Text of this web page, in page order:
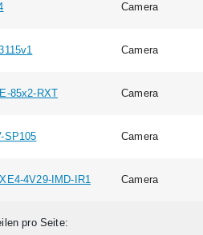
Camera
Camera
85x2-RXT Camera
SP105 Camera
4V29-IMD-IR1 Camera
pro Seite: